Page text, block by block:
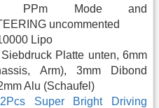
PPm Mode and
uncommented
Lipo
Platte unten, 6mm
Arm), 3mm Dibond
Alu (Schaufel)
2Pcs Super Bright Driving